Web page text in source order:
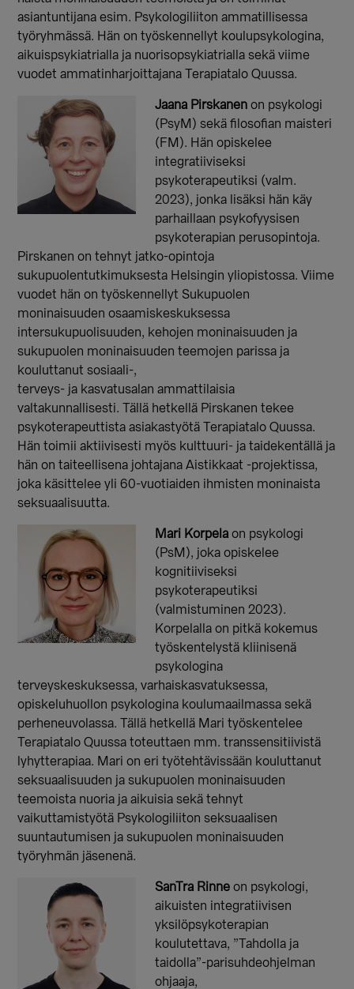
asiantuntijana esim. Psykologiliiton ammatillisessa
työryhmässä. Hän on työskennellyt koulupsykologina,
aikuispsykiatrialla ja nuorisopsykiatrialla sekä viime
vuodet ammatinharjoittajana Terapiatalo Quussa.
Jaana Pirskanen on psykologi
(PsyM) sekä filosofian maisteri
(FM). Hän opiskelee
integratiiviseksi
psykoterapeutiksi (valm.
2023), jonka lisäksi hän käy
parhaillaan psykofyysisen
psykoterapian perusopintoja.
Pirskanen on tehnyt jatko-opintoja
sukupuolentutkimuksesta Helsingin yliopistossa. Viime
vuodet hän on työskennellyt Sukupuolen
moninaisuuden osaamiskeskuksessa
intersukupuolisuuden, kehojen moninaisuuden ja
sukupuolen moninaisuuden teemojen parissa ja
kouluttanut sosiaali-,
terveys- ja kasvatusalan ammattilaisia
valtakunnallisesti. Tällä hetkellä Pirskanen tekee
psykoterapeuttista asiakastyötä Terapiatalo Quussa.
Hän toimii aktiivisesti myös kulttuuri- ja taidekentällä ja
hän on taiteellisena johtajana Aistikkaat -projektissa,
joka käsittelee yli 60-vuotiaiden ihmisten moninaista
seksuaalisuutta.
Mari Korpela on psykologi
(PsM), joka opiskelee
kognitiiviseksi
psykoterapeutiksi
(valmistuminen 2023).
Korpelalla on pitkä kokemus
työskentelystä kliinisenä
psykologina
terveyskeskuksessa, varhaiskasvatuksessa,
opiskeluhuollon psykologina koulumaailmassa sekä
perheneuvolassa. Tällä hetkellä Mari työskentelee
Terapiatalo Quussa toteuttaen mm. transsensitiivistä
lyhytterapiaa. Mari on eri työtehtävissään kouluttanut
seksuaalisuuden ja sukupuolen moninaisuuden
teemoista nuoria ja aikuisia sekä tehnyt
vaikuttamistyötä Psykologiliiton seksuaalisen
suuntautumisen ja sukupuolen moninaisuuden
työryhmän jäsenenä.
SanTra Rinneon psykologi,
aikuisten integratiivisen
yksilöpsykoterapian
koulutettava, ”Tahdolla ja
taidolla”-parisuhdeohjelman
ohjaaja,